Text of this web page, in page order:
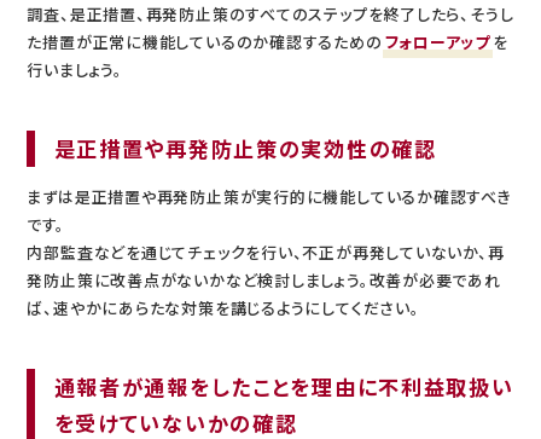
調査、是正措置、再発防止策のすべてのステップを終了したら、そうし
た措置が正常に機能しているのか確認するための フォローアップを
行いましょう。
是正措置や再発防止策の実効性の確認
まずは是正措置や再発防止策が実行的に機能しているか確認すべき
です。
内部監査などを通じてチェックを行い、不正が再発していないか、再
発防止策に改善点がないかなど検討しましょう。改善が必要であれ
ば、速やかにあらたな対策を講じるようにしてください。
通報者が通報をしたことを理由に不利益取扱い
を受けていないかの確認